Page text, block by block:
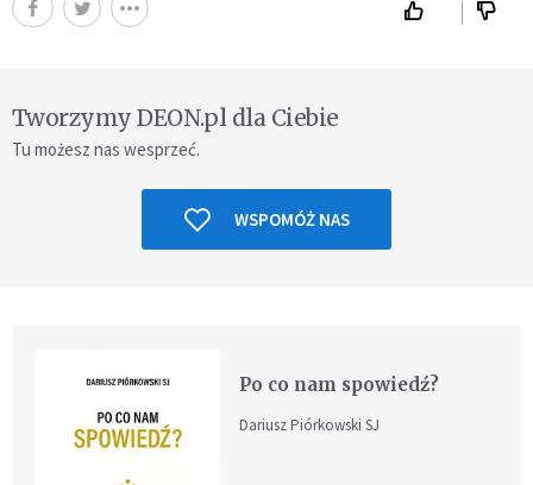
Tworzymy DEON.pl dla Ciebie
Tu możesz nas wesprzeć.
WSPOMÓŻ NAS
Po co nam spowiedź?
Dariusz Piórkowski SJ